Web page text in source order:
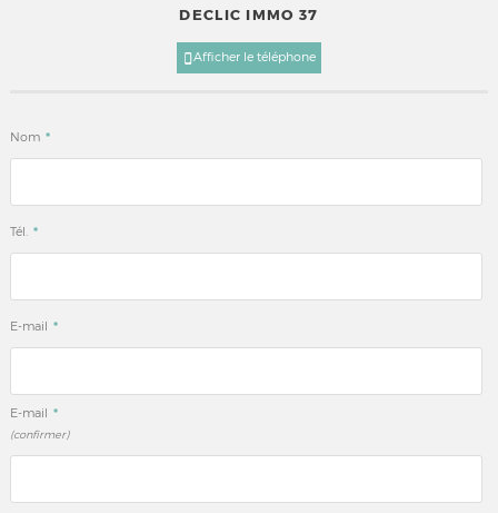
DECLIC IMMO 37
Afficher le téléphone
Nom *
Tél. *
E-mail *
E-mail *
(confirmer)